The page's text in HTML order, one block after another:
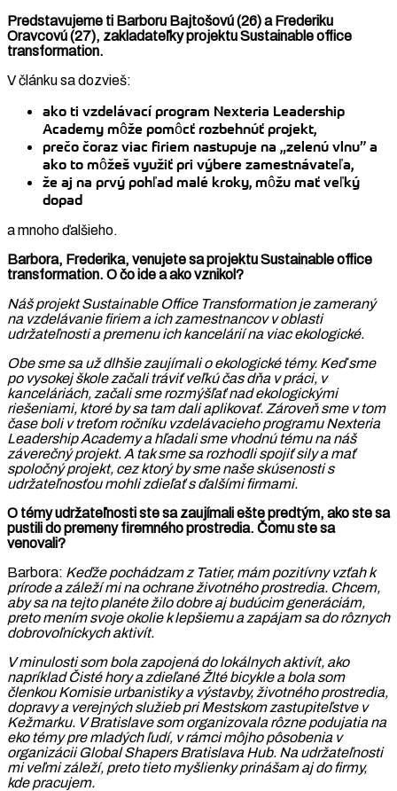
Predstavujeme ti Barboru Bajtošovú (26) a Frederiku
Oravcovú (27), zakladateľky projektu Sustainable office
transformation.
V článku sa dozvieš:
ako ti vzdelávací program Nexteria Leadership
Academy môže pomôcť rozbehnúť projekt,
prečo čoraz viac firiem nastupuje na „zelenú vlnu” a
ako to môžeš využiť pri výbere zamestnávateľa,
že aj na prvý pohľad malé kroky, môžu mať veľký
dopad
a mnoho ďalšieho.
Barbora, Frederika, venujete sa projektu Sustainable office
transformation. O čo ide a ako vznikol?
Náš projekt Sustainable Office Transformation je zameraný
na vzdelávanie firiem a ich zamestnancov v oblasti
udržateľnosti a premenu ich kancelárií na viac ekologické.
Obe sme sa už dlhšie zaujímali o ekologické témy. Keď sme
po vysokej škole začali tráviť veľkú čas dňa v práci, v
kanceláriách, začali sme rozmýšľať nad ekologickými
riešeniami, ktoré by sa tam dali aplikovať. Zároveň sme v tom
čase boli v treťom ročníku vzdelávacieho programu Nexteria
Leadership Academy a hľadali sme vhodnú tému na náš
záverečný projekt. A tak sme sa rozhodli spojiť sily a mať
spoločný projekt, cez ktorý by sme naše skúsenosti s
udržateľnosťou mohli zdieľať s ďalšími firmami.
O témy udržateľnosti ste sa zaujímali ešte predtým, ako ste sa
pustili do premeny firemného prostredia. Čomu ste sa
venovali?
Barbora: Keďže pochádzam z Tatier, mám pozitívny vzťah k
prírode a záleží mi na ochrane životného prostredia. Chcem,
aby sa na tejto planéte žilo dobre aj budúcim generáciám,
preto mením svoje okolie k lepšiemu a zapájam sa do rôznych
dobrovoľníckych aktivít.
V minulosti som bola zapojená do lokálnych aktivít, ako
napríklad Čisté hory a zdieľané Žlté bicykle a bola som
členkou Komisieurbanistiky a výstavby, životného prostredia,
dopravy a verejných služiebpri Mestskom zastupiteľstve v
Kežmarku. V Bratislave som organizovala rôzne podujatia na
eko témy pre mladých ľudí, v rámci môjho pôsobenia v
organizácii Global Shapers Bratislava Hub. Na udržateľnosti
mi veľmi záleží, preto tieto myšlienky prinášam aj do firmy,
kde pracujem.